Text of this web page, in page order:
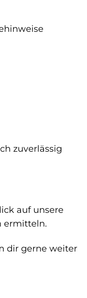
zuverlässig
auf unsere
ermitteln.
dir gerne weiter